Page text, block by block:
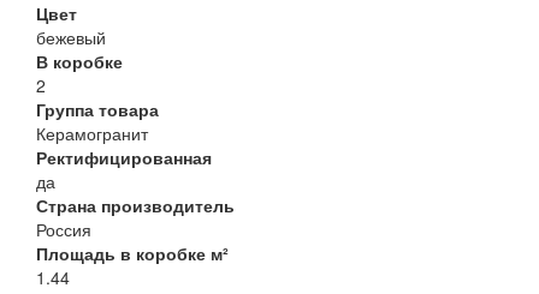
Цвет
бежевый
В коробке
2
Группа товара
Керамогранит
Ректифицированная
да
Страна производитель
Россия
Площадь в коробке м²
1.44